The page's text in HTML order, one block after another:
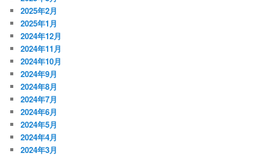
2025年2月
2025年1月
2024年12月
2024年11月
2024年10月
2024年9月
2024年8月
2024年7月
2024年6月
2024年5月
2024年4月
2024年3月